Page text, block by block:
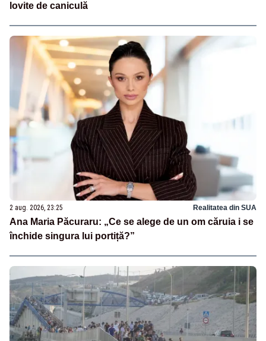
lovite de caniculă
2 aug. 2026, 23:25 Realitatea din SUA
Ana Maria Păcuraru: „Ce se alege de un om căruia i se
închide singura lui portiță?”